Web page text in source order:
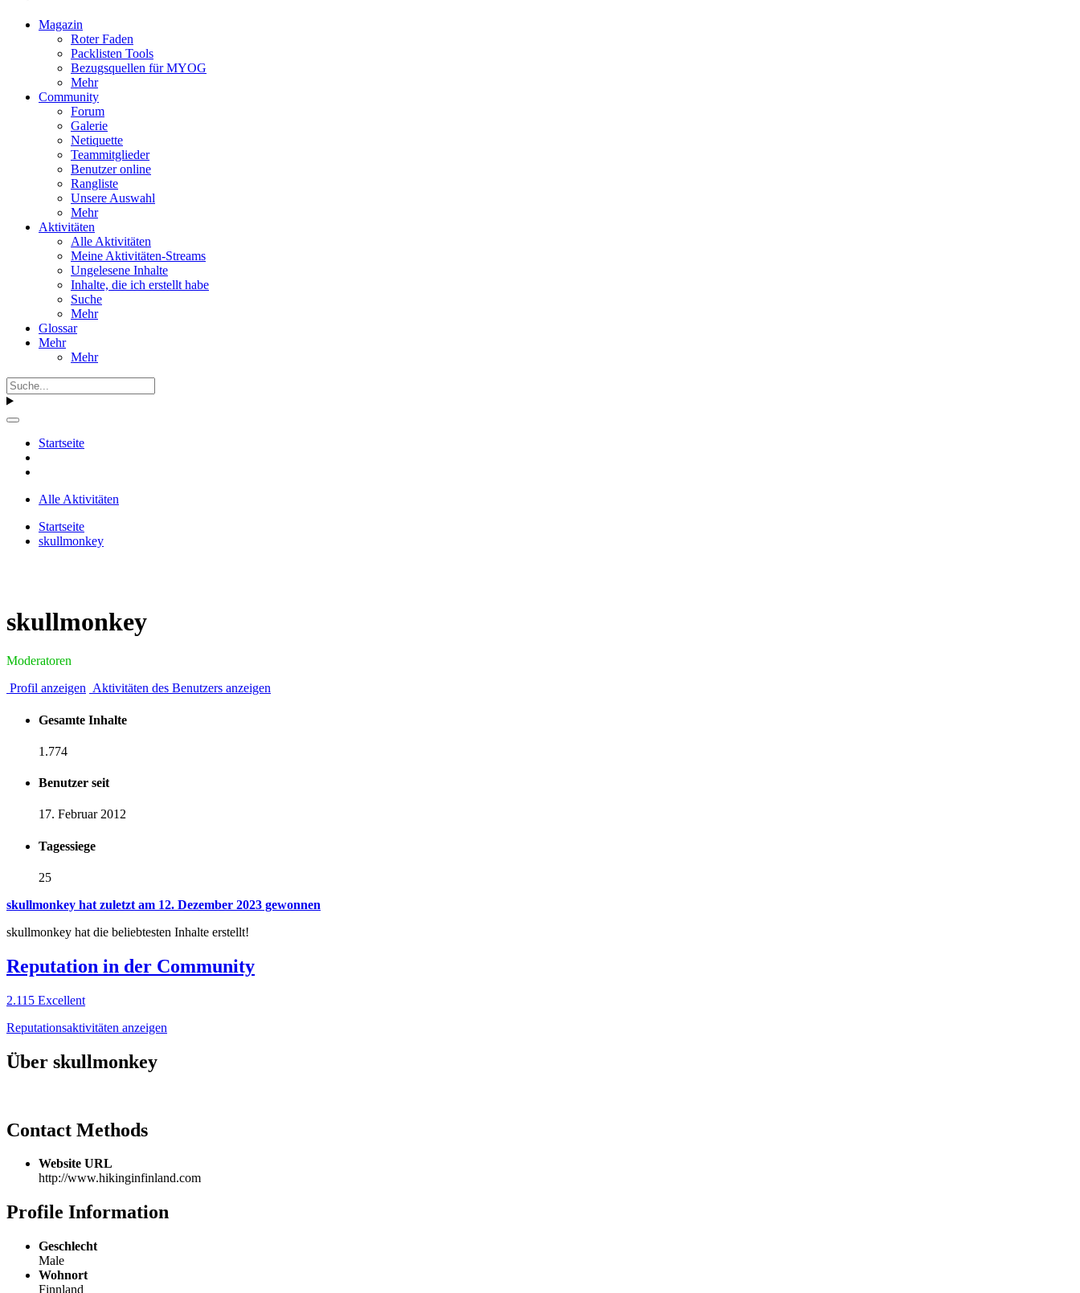
Magazin
Roter Faden
Packlisten Tools
Bezugsquellen für MYOG
Mehr
Community
Forum
Galerie
Netiquette
Teammitglieder
Benutzer online
Rangliste
Unsere Auswahl
Mehr
Aktivitäten
Alle Aktivitäten
Meine Aktivitäten-Streams
Ungelesene Inhalte
Inhalte, die ich erstellt habe
Suche
Mehr
Glossar
Mehr
Mehr
Startseite
Alle Aktivitäten
Startseite
skullmonkey
skullmonkey
Moderatoren
Profil anzeigen Aktivitäten des Benutzers anzeigen
Gesamte Inhalte
1.774
Benutzer seit
17. Februar 2012
Tagessiege
25
skullmonkey hat zuletzt am 12. Dezember 2023 gewonnen
skullmonkey hat die beliebtesten Inhalte erstellt!
Reputation in der Community
2.115 Excellent
Reputationsaktivitäten anzeigen
Über skullmonkey
Contact Methods
Website URL
http://www.hikinginfinland.com
Profile Information
Geschlecht
Male
Wohnort
Finnland